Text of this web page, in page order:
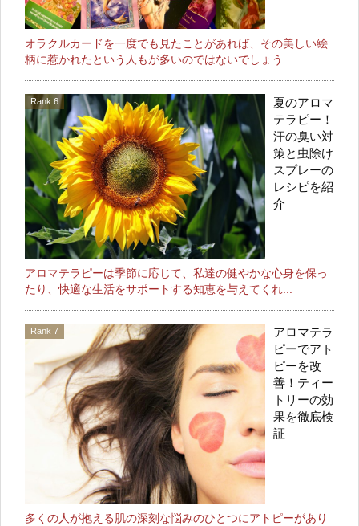
オラクルカードを一度でも見たことがあれば、その美しい絵
柄に惹かれたという人もが多いのではないでしょう...
夏のアロマ
テラピー！
汗の臭い対
策と虫除け
スプレーの
レシピを紹
介
アロマテラピーは季節に応じて、私達の健やかな心身を保っ
たり、快適な生活をサポートする知恵を与えてくれ...
アロマテラ
ピーでアト
ピーを改
善！ティー
トリーの効
果を徹底検
証
多くの人が抱える肌の深刻な悩みのひとつにアトピーがあり